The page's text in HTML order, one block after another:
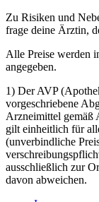
Zu Risiken und
frage deine Ärztin,
Alle Preise werden
angegeben.
1) Der AVP
vorgeschriebene
Arzneimittel gemäß
gilt einheitlich für
(unverbindliche
ausschließlich zur
davon abweichen.